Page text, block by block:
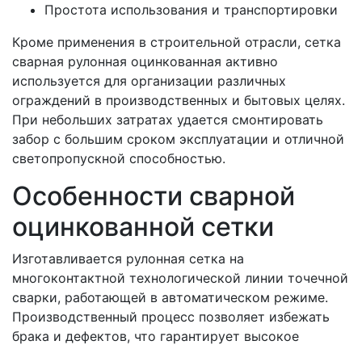
Простота использования и транспортировки
Кроме применения в строительной отрасли, сетка
сварная рулонная оцинкованная активно
используется для организации различных
ограждений в производственных и бытовых целях.
При небольших затратах удается смонтировать
забор с большим сроком эксплуатации и отличной
светопропускной способностью.
Особенности сварной
оцинкованной сетки
Изготавливается рулонная сетка на
многоконтактной технологической линии точечной
сварки, работающей в автоматическом режиме.
Производственный процесс позволяет избежать
брака и дефектов, что гарантирует высокое